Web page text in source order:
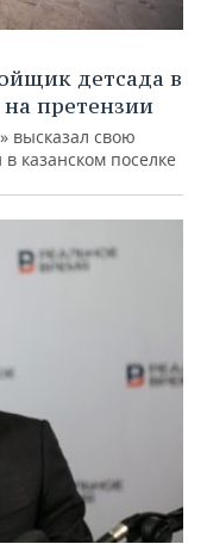
детсада в
претензии
высказал свою
казанском поселке